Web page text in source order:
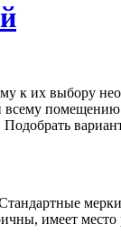
к их выбору
всему
имеет место